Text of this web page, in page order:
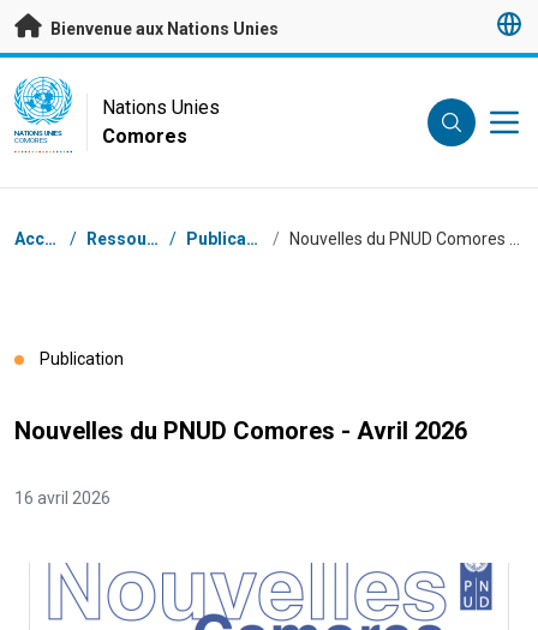
Passer au contenu principal
Bienvenue aux Nations Unies
UN Logo
NATIONS UNIES
COMORES
Nations Unies
Comores
Fil d'Ariane
Accueil / Ressources / Publications /
Publication
Nouvelles du PNUD Comores - Avril 2026
16 avril 2026